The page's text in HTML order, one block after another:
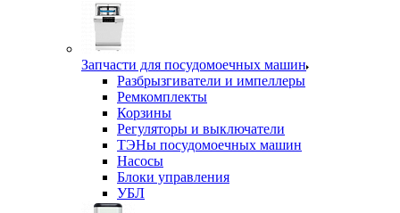
Запчасти для посудомоечных машин
Разбрызгиватели и импеллеры
Ремкомплекты
Корзины
Регуляторы и выключатели
ТЭНы посудомоечных машин
Насосы
Блоки управления
УБЛ